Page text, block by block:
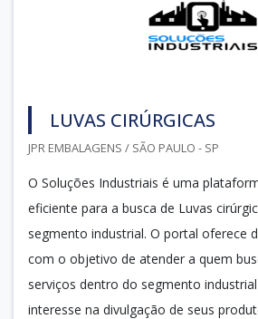
LUVAS CIRÚRGICAS
JPR EMBALAGENS / SÃO PAULO - SP
O Soluções Industriais é uma
eficiente para a busca de Luvas
segmento industrial. O portal oferece
com o objetivo de atender a quem
serviços dentro do segmento
interesse na divulgação de seus